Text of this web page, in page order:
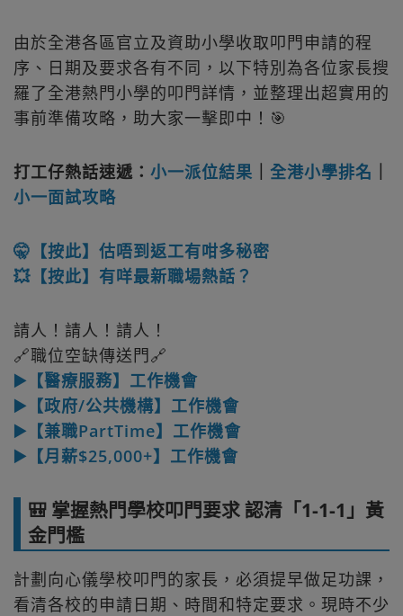
由於全港各區官立及資助小學收取叩門申請的程
序、日期及要求各有不同，以下特別為各位家長搜
羅了全港熱門小學的叩門詳情，並整理出超實用的
事前準備攻略，助大家一擊即中！🎯
打工仔熱話速遞： 小一派位結果 全港小學排名
小一面試攻略
🤫【按此】估唔到返工有咁多秘密
💥【按此】有咩最新職場熱話？
請人！請人！請人！
🔗職位空缺傳送門🔗
▶️【醫療服務】工作機會
▶️【政府/公共機構】工作機會
▶️【兼職PartTime】工作機會
▶️【月薪$25,000+】工作機會
🎒 掌握熱門學校叩門要求 認清「1-1-1」黃
金門檻
計劃向心儀學校叩門的家長，必須提早做足功課，
看清各校的申請日期、時間和特定要求。現時不少